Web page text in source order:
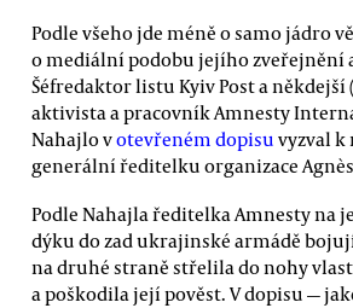
Podle všeho jde méně o samo jádro
o mediální podobu jejího zveřejnění
Šéfredaktor listu Kyiv Post a někdejší
aktivista a pracovník Amnesty
Nahajlo votevřeném dopisu vyzval k
generální ředitelku organizace
Podle Nahajla ředitelka Amnesty na
dýku do zad ukrajinské armádě
na druhé straně střelila do nohy
a poškodila její pověst. V dopisu —